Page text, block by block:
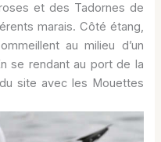
et des Tadornes de
marais. Côté étang,
au milieu d’un
se rendant au port de la
site avec les Mouettes